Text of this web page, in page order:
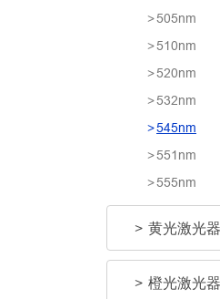
505nm
510nm
520nm
532nm
545nm
551nm
555nm
黄光激光
橙光激光